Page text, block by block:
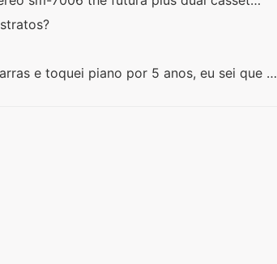
e toquei piano por 5 anos, eu sei que …